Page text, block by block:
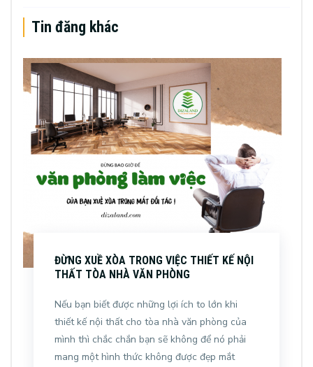
Tin đăng khác
ĐỪNG XUỀ XÒA TRONG VIỆC THIẾT KẾ NỘI
THẤT TÒA NHÀ VĂN PHÒNG
Nếu bạn biết được những lợi ích to lớn khi
thiết kế nội thất cho tòa nhà văn phòng của
mình thì chắc chắn bạn sẽ không để nó phải
mang một hình thức không được đẹp mắt